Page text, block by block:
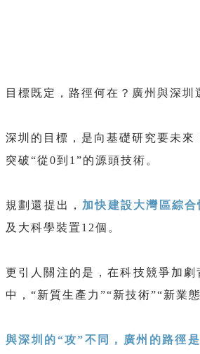
目標既定，路徑何在？廣州與深圳
深圳的目標，是向基礎研究要未
突破“從0到1”的源頭技術。
規劃還提出， 加快建設大灣區綜
及大科學裝置12個。
更引人關注的是，在科技競爭加劇
中，“新質生產力”“新技術”“新業
與深圳的“攻”不同，廣州的路徑